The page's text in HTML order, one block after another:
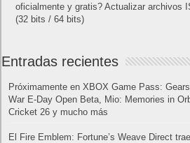
oficialmente y gratis? Actualizar archivos
(32 bits / 64 bits)
Entradas recientes
Próximamente en XBOX Game Pass:
War E-Day Open Beta, Mio: Memories in
Cricket 26 y mucho más
El Fire Emblem: Fortune’s Weave Direct